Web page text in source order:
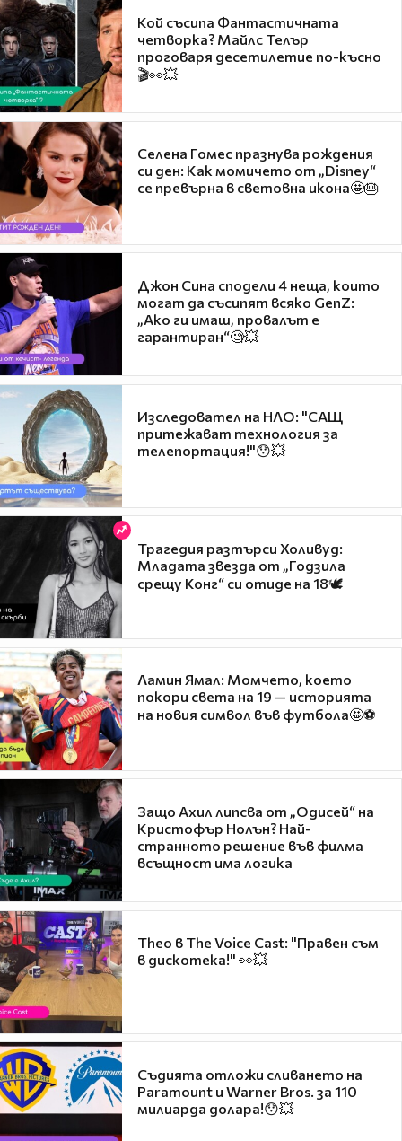
Кой съсипа Фантастичната
четворка? Майлс Телър
проговаря десетилетие по-късно
🎬👀💥
Селена Гомес празнува рождения
си ден: Как момичето от „Disney“
се превърна в световна икона🤩🎂
Джон Сина сподели 4 неща, които
могат да съсипят всяко GenZ:
„Ако ги имаш, провалът е
гарантиран“🧐💥
Изследовател на НЛО: "САЩ
притежават технология за
телепортация!"😯💥
Трагедия разтърси Холивуд:
Младата звезда от „Годзила
срещу Конг“ си отиде на 18🕊️
Ламин Ямал: Момчето, което
покори света на 19 — историята
на новия символ във футбола🤩⚽
Защо Ахил липсва от „Одисей“ на
Кристофър Нолън? Най-
странното решение във филма
всъщност има логика
Theo в The Voice Cast: "Правен съм
в дискотека!" 👀💥
Съдията отложи сливането на
Paramount и Warner Bros. за 110
милиарда долара!😯💥